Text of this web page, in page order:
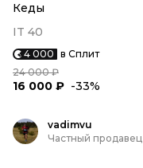
Кеды
IT 40
4 000 в Сплит
24 000 ₽
16 000 ₽ -33%
vadimvu
Частный продавец